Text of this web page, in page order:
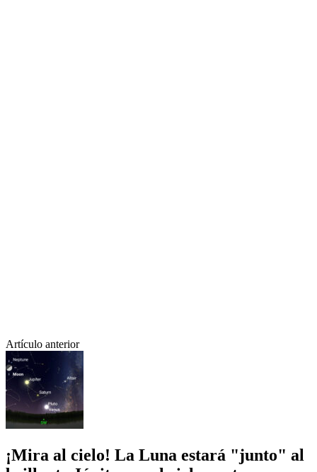
Artículo anterior
¡Mira al cielo! La Luna estará "junto" al